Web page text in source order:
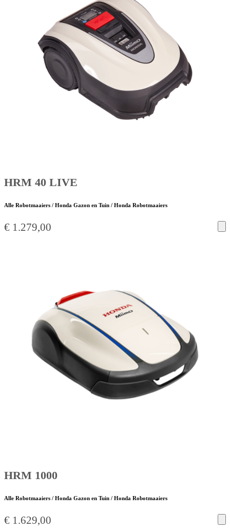
HRM 40 LIVE
Alle Robotmaaiers / Honda Gazon en Tuin / Honda Robotmaaiers
€ 1.279,00
HRM 1000
Alle Robotmaaiers / Honda Gazon en Tuin / Honda Robotmaaiers
€ 1.629,00